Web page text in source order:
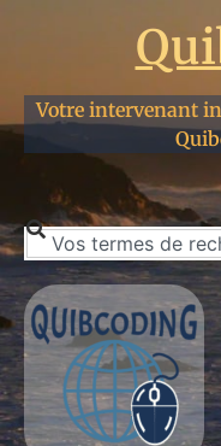
Votre intervenant